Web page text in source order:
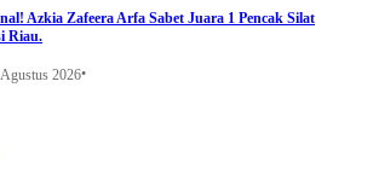
Azkia Zafeera Arfa Sabet Juara 1 Pencak Silat
Riau.
2026•